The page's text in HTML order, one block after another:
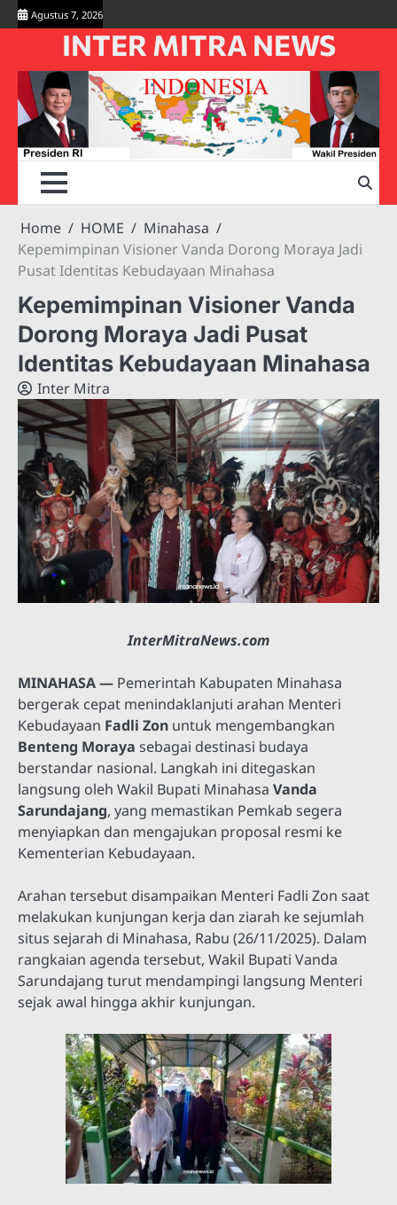
Skip
to
Agustus 7, 2026
INTER MITRA NEWS
Home HOME
Minahasa
Kepemimpinan Visioner Vanda Dorong Moraya Jadi
Pusat Identitas Kebudayaan Minahasa
Kepemimpinan Visioner Vanda
Dorong Moraya Jadi Pusat
Identitas Kebudayaan Minahasa
Inter Mitra
InterMitraNews.com
MINAHASA — Pemerintah Kabupaten Minahasa
bergerak cepat menindaklanjuti arahan Menteri
Kebudayaan Fadli Zon untuk mengembangkan
Benteng Moraya sebagai destinasi budaya
berstandar nasional. Langkah ini ditegaskan
langsung oleh Wakil Bupati Minahasa Vanda
Sarundajang, yang memastikan Pemkab segera
menyiapkan dan mengajukan proposal resmi ke
Kementerian Kebudayaan.
Arahan tersebut disampaikan Menteri Fadli Zon saat
melakukan kunjungan kerja dan ziarah ke sejumlah
situs sejarah di Minahasa, Rabu (26/11/2025). Dalam
rangkaian agenda tersebut, Wakil Bupati Vanda
Sarundajang turut mendampingi langsung Menteri
sejak awal hingga akhir kunjungan.